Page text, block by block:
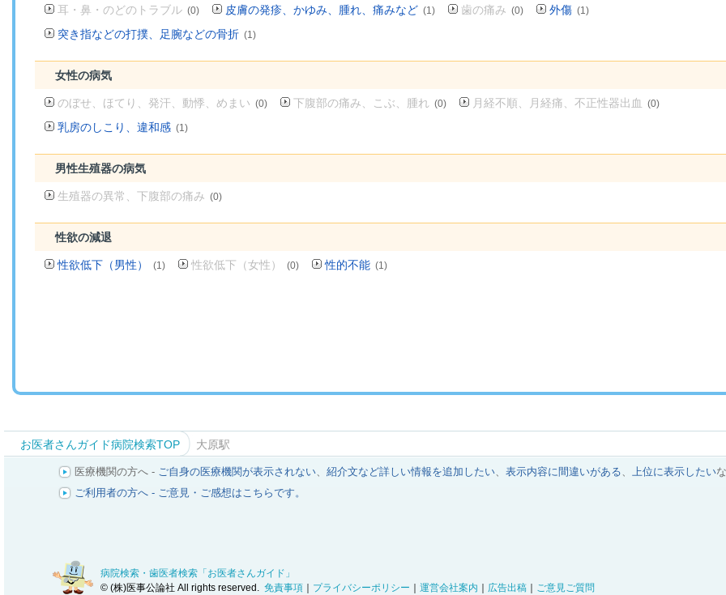
耳・鼻・のどのトラブル (0) 皮膚の発疹、かゆみ、腫れ、痛みなど (1) 歯の痛み (0) 外傷 (1)
突き指などの打撲、足腕などの骨折 (1)
女性の病気
のぼせ、ほてり、発汗、動悸、めまい (0) 下腹部の痛み、こぶ、腫れ (0) 月経不順、月経痛、不正性器出血 (0)
乳房のしこり、違和感 (1)
男性生殖器の病気
生殖器の異常、下腹部の痛み (0)
性欲の減退
性欲低下（男性） (1) 性欲低下（女性） (0) 性的不能 (1)
お医者さんガイド病院検索TOP 大原駅
医療機関の方へ - ご自身の医療機関が表示されない、 紹介文など詳しい情報を追加したい、 表示内容に間違いがある、 上位に表示したい
ご利用者の方へ - ご意見・ご感想はこちらです。
病院検索・歯医者検索「お医者さんガイド」
© (株)医事公論社 All rights reserved. 免責事項｜ プライバシーポリシー 運営会社案内 広告出稿｜ ご意見ご質問